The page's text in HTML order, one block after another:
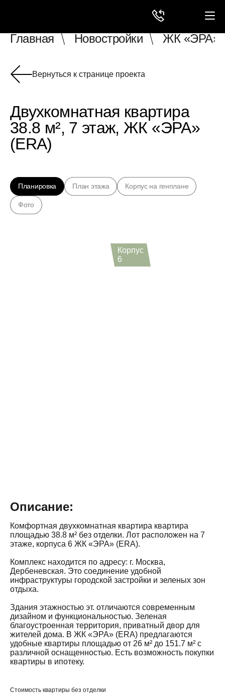
Главная Новостройки ЖК «ЭРА»
Вернуться к странице проекта
Двухкомнатная квартира
38.8 м², 7 этаж, ЖК «ЭРА»
(ERA)
Планировка План этажа Корпус на генплане
Фото
Корпус
6
Описание:
Комфортная двухкомнатная квартира квартира
площадью 38.8 м² без отделки. Лот расположен на 7
этаже, корпуса 6 ЖК «ЭРА» (ERA).
Комплекс находится по адресу: г. Москва,
Дербеневская. Это соединение удобной
инфраструктуры городской застройки и зеленых зон
отдыха.
Здания этажностью эт. отличаются современным
дизайном и функциональностью. Зеленая
благоустроенная территория, приватный двор для
жителей дома. В ЖК «ЭРА» (ERA) предлагаются
удобные квартиры площадью от 26 м² до 151.7 м² с
различной оснащенностью. Есть возможность покупки
квартиры в ипотеку.
Стоимость квартиры без отделки